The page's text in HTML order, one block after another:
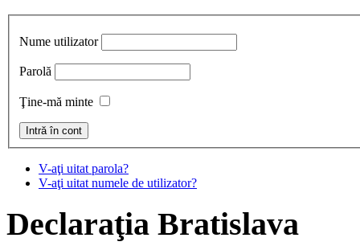
Nume utilizator
Parolă
Ţine-mă minte
V-aţi uitat parola?
V-aţi uitat numele de utilizator?
Declaraţia Bratislava